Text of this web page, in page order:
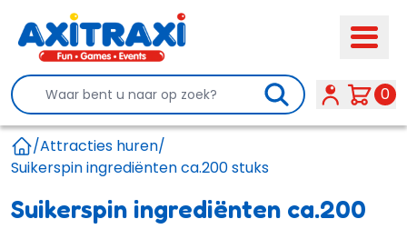
Search 0
Home
/Attracties huren/
Suikerspin ingrediënten ca.200 stuks
Suikerspin ingrediënten ca.200